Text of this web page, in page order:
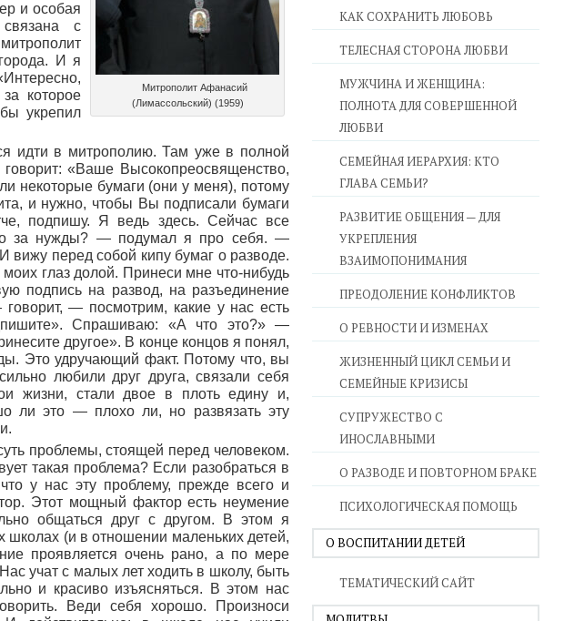
Митрополит Афанасий
(Лимассольский) (1959)
и особая
с
И я
которое
укрепил
идти в митрополию. Там уже в полной
«Ваше Высокопреосвященство,
некоторые бумаги (они у меня), потому
и нужно, чтобы Вы подписали бумаги
подпишу. Я ведь здесь. Сейчас все
за нужды? — подумал я про себя. —
перед собой кипу бумаг о разводе.
глаз долой. Принеси мне что-нибудь
подпись на развод, на разъединение
— посмотрим, какие у нас есть
Спрашиваю: «А что это?» —
другое». В конце концов я понял,
Это удручающий факт. Потому что, вы
любили друг друга, связали себя
жизни, стали двое в плоть едину и,
ли это — плохо ли, но развязать эту
проблемы, стоящей перед человеком.
такая проблема? Если разобраться в
у нас эту проблему, прежде всего и
Этот мощный фактор есть неумение
общаться друг с другом. В этом я
(и в отношении маленьких детей,
проявляется очень рано, а по мере
учат с малых лет ходить в школу, быть
и красиво изъясняться. В этом нас
Веди себя хорошо. Произноси
КАК СОХРАНИТЬ ЛЮБОВЬ
ТЕЛЕСНАЯ СТОРОНА ЛЮБВИ
МУЖЧИНА И ЖЕНЩИНА:
ПОЛНОТА ДЛЯ СОВЕРШЕННОЙ
ЛЮБВИ
СЕМЕЙНАЯ ИЕРАРХИЯ: КТО
ГЛАВА СЕМЬИ?
РАЗВИТИЕ ОБЩЕНИЯ — ДЛЯ
УКРЕПЛЕНИЯ
ВЗАИМОПОНИМАНИЯ
ПРЕОДОЛЕНИЕ КОНФЛИКТОВ
О РЕВНОСТИ И ИЗМЕНАХ
ЖИЗНЕННЫЙ ЦИКЛ СЕМЬИ И
СЕМЕЙНЫЕ КРИЗИСЫ
СУПРУЖЕСТВО С
ИНОСЛАВНЫМИ
О РАЗВОДЕ И ПОВТОРНОМ БРАКЕ
ПСИХОЛОГИЧЕСКАЯ ПОМОЩЬ
О ВОСПИТАНИИ ДЕТЕЙ
ТЕМАТИЧЕСКИЙ САЙТ